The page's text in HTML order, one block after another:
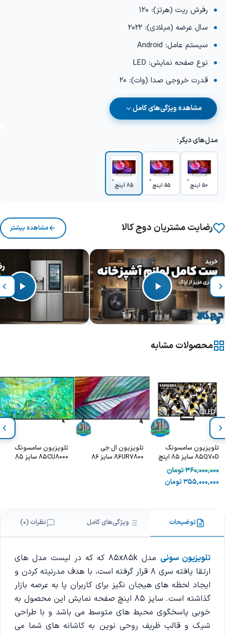
رفرش ریت (هرتز): 120
سال عرضه (میلادی): 2022
سیستم عامل: Android
نوع صفحه نمایش: LED
قدرت خروجی صدا (وات): 20
مشاهده ویژگی‌های کامل
مدل‌های دیگر:
50 اینچ 55 اینچ 85 اینچ
رضایت مشتریان دوج کالا مشاهده بیشتر
محصولات مشابه
تلویزیون سامسونگ
85Q70D سایز 85 اینچ
360,000,000تومان
355,000,000تومان
تلویزیون ال جی
86UR7800 سایز 86
تلویزیون سامسونگ
85CU8000 سایز 85
توضیحات ویژگی‌های کامل نظرات (0)
تلویزیون سونی
مدل 85x85k که که در لیست مدل های
ارتقا یافته سری 8 قرار گرفته است، با هدف مدرنیته کردن و
ایجاد لحظه های هیجان نگیز برای کاربران پا به عرصه بازار
گذاشته است. سایز 85 اینچ صفحه نمایش این محصول به
خوبی پاسخگوی محیط های متوسط می باشد و با طراحی
شیک و قالب ظریف روحی نوین به کاشانه های شما می